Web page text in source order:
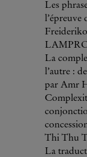
Les
l’épreuve
La
l’autre :
par Amr
Thi Thu
La